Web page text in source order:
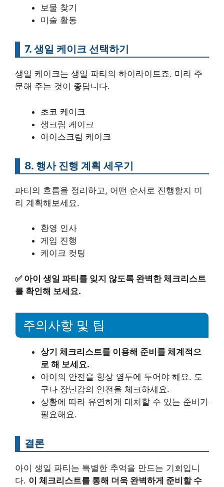
보물 찾기
미술 활동
7. 생일 케이크 선택하기
생일 케이크는 생일 파티의 하이라이트죠. 미리 주
문해 주는 것이 좋답니다.
초코 케이크
생크림 케이크
아이스크림 케이크
8. 행사 진행 계획 세우기
파티의 흐름을 정리하고, 어떤 순서로 진행할지 미
리 계획해보세요.
환영 인사
게임 진행
케이크 컷팅
✅ 아이 생일 파티를 잊지 않도록 완벽한 체크리스트
를 확인해 보세요.
주의사항 및 팁
상기 체크리스트를 이용해 준비를 체계적으
로 해 보세요.
아이의 안전을 항상 염두에 두어야 해요. 도
구나 장난감의 안전을 체크하세요.
상황에 따라 유연하게 대처할 수 있는 준비가
필요해요.
결론
아이 생일 파티는 특별한 추억을 만드는 기회입니
다. 이 체크리스트를 통해 더욱 완벽하게 준비할 수